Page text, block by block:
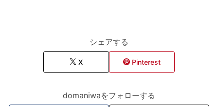
シェアする
X Pinterest
domaniwaをフォローする